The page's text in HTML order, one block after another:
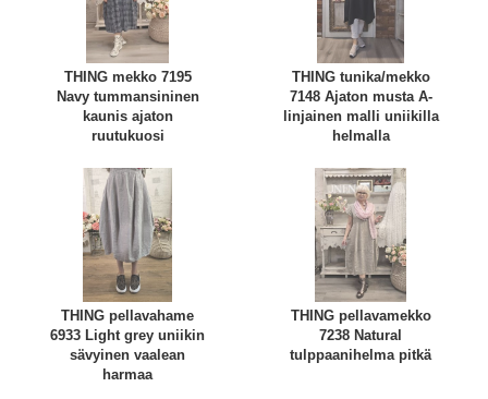
THING mekko 7195
Navy tummansininen
kaunis ajaton
ruutukuosi
THING tunika/mekko
7148 Ajaton musta A-
linjainen malli uniikilla
helmalla
THING pellavahame
6933 Light grey uniikin
sävyinen vaalean
harmaa
THING pellavamekko
7238 Natural
tulppaanihelma pitkä